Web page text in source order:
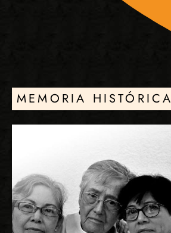
MEMORIA HISTÓRICA